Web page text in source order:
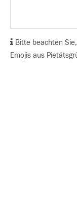
Bitte beachten
Emojis aus